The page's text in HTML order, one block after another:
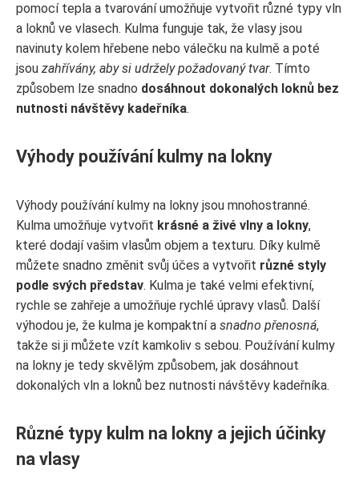
pomocí tepla a tvarování umožňuje vytvořit různé typy vln
a loknů ve vlasech. Kulma funguje tak, že vlasy jsou
navinuty kolem hřebene nebo válečku na kulmě a poté
jsou zahřívány, aby si udržely požadovaný tvar. Tímto
způsobem lze snadno dosáhnout dokonalých loknů bez
nutnosti návštěvy kadeřníka.
Výhody používání kulmy na lokny
Výhody používání kulmy na lokny jsou mnohostranné.
Kulma umožňuje vytvořit krásné a živé vlny a lokny,
které dodají vašim vlasům objem a texturu. Díky kulmě
můžete snadno změnit svůj účes a vytvořit různé styly
podle svých představ. Kulma je také velmi efektivní,
rychle se zahřeje a umožňuje rychlé úpravy vlasů. Další
výhodou je, že kulma je kompaktní a snadno přenosná,
takže si ji můžete vzít kamkoliv s sebou. Používání kulmy
na lokny je tedy skvělým způsobem, jak dosáhnout
dokonalých vln a loknů bez nutnosti návštěvy kadeřníka.
Různé typy kulm na lokny a jejich účinky
na vlasy